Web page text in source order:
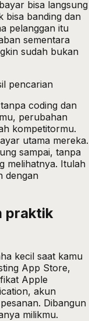
bisa langsung
bisa banding dan
pelanggan itu
sementara
sudah bukan
pencarian
coding dan
perubahan
kompetitormu.
utama mereka.
sampai, tanpa
melihatnya. Itulah
dengan
praktik
kecil saat kamu
App Store,
Apple
akun
Dibangun
milikmu.